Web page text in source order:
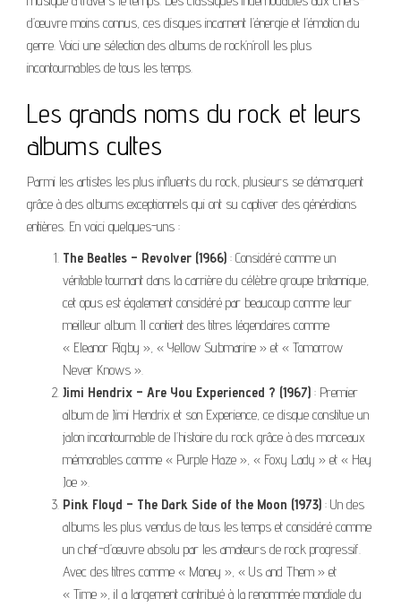
d’œuvre moins connus, ces disques incarnent l’énergie et l’émotion du
genre. Voici une sélection des albums de rock’n’roll les plus
incontournables de tous les temps.
Les grands noms du rock et leurs
albums cultes
Parmi les artistes les plus influents du rock, plusieurs se démarquent
grâce à des albums exceptionnels qui ont su captiver des générations
entières. En voici quelques-uns :
The Beatles – Revolver (1966) : Considéré comme un
véritable tournant dans la carrière du célèbre groupe britannique,
cet opus est également considéré par beaucoup comme leur
meilleur album. Il contient des titres légendaires comme
« Eleanor Rigby », « Yellow Submarine » et « Tomorrow
Never Knows ».
Jimi Hendrix – Are You Experienced ? (1967) : Premier
album de Jimi Hendrix et son Experience, ce disque constitue un
jalon incontournable de l’histoire du rock grâce à des morceaux
mémorables comme « Purple Haze », « Foxy Lady » et « Hey
Joe ».
Pink Floyd – The Dark Side of the Moon (1973) : Un des
albums les plus vendus de tous les temps et considéré comme
un chef-d’œuvre absolu par les amateurs de rock progressif.
Avec des titres comme « Money », « Us and Them » et
« Time », il a largement contribué à la renommée mondiale du